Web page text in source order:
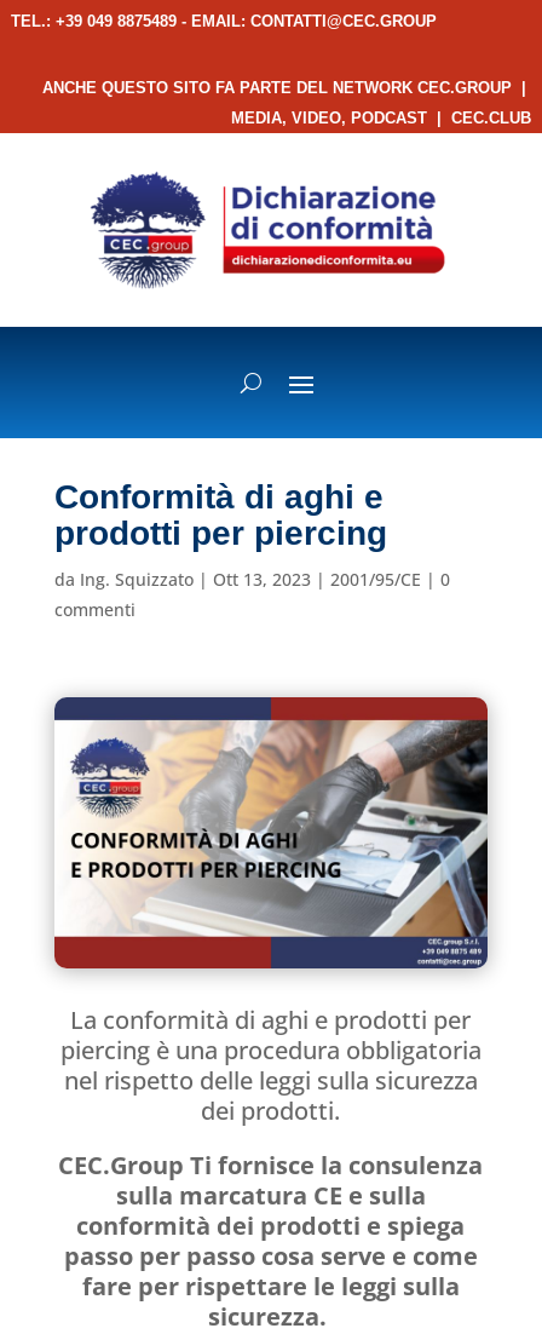
TEL.: +39 049 8875489 - EMAIL: CONTATTI@CEC.GROUP
ANCHE QUESTO SITO FA PARTE DEL NETWORK CEC.GROUP
MEDIA, VIDEO, PODCAST |CEC.CLUB
Conformità di aghi e
prodotti per piercing
da Ing. Squizzato| Ott 13, 2023| 2001/95/CE | 0
commenti
La conformità di aghi e prodotti per
piercing è una procedura obbligatoria
nel rispetto delle leggi sulla sicurezza
dei prodotti.
CEC.Group Ti fornisce la consulenza
sulla marcatura CE e sulla
conformità dei prodotti e spiega
passo per passo cosa serve e come
fare per rispettare le leggi sulla
sicurezza.